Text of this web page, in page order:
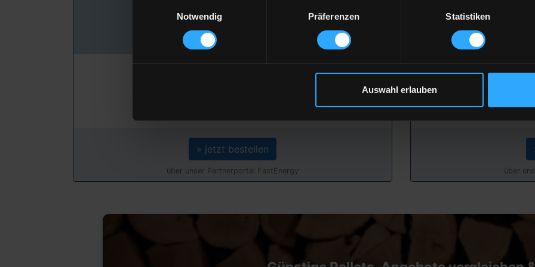
Notwendig
Präferenzen Statistiken
Auswahl erlauben
131,75 €
inkl. 19 % MwSt. und Lieferung
» jetzt bestellen
über unser Partnerportal FastEnergy
inkl.
inkl.
über